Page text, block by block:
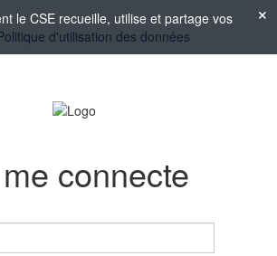
le CSE recueille, utilise et partage vos
d'utilisation des données
connecte